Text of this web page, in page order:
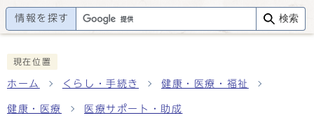
情報を探す 検索
現在位置
ホーム くらし・手続き 健康・医療・福祉
健康・医療 医療サポート・助成